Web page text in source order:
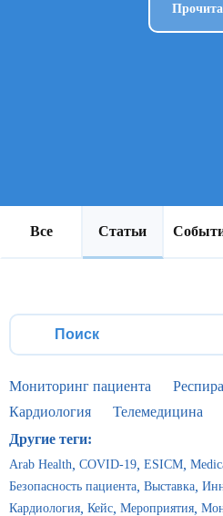
Все Статьи
Мониторинг пациента
Кардиология
Телемедицина
Другие теги:
Arab Health COVID-19 ESICM
Безопасность пациента Выставка
Кардиология Кейс Мероприятия